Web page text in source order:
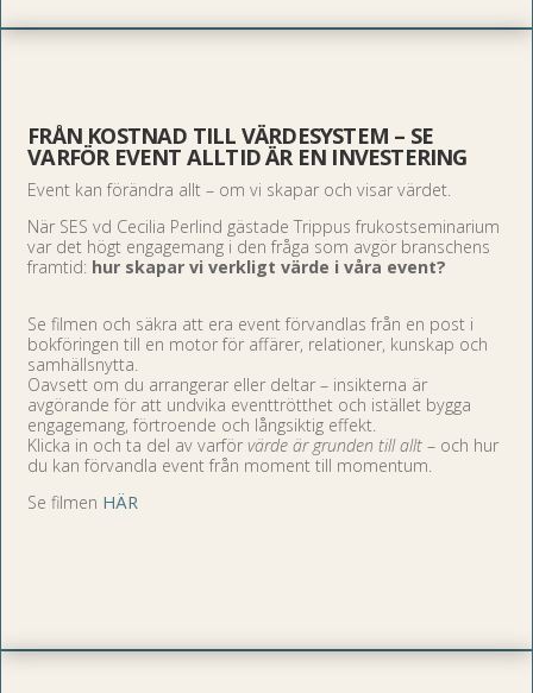
FRÅN KOSTNAD TILL VÄRDESYSTEM – SE
VARFÖR EVENT ALLTID ÄR EN INVESTERING
Event kan förändra allt – om vi skapar och visar värdet.
När SES vd Cecilia Perlind gästade Trippus frukostseminarium
var det högt engagemang i den fråga som avgör branschens
framtid: hur skapar vi verkligt värde i våra event?
Se filmen och säkra att era event förvandlas från en post i
bokföringen till en motor för affärer, relationer, kunskap och
samhällsnytta.
Oavsett om du arrangerar eller deltar – insikterna är
avgörande för att undvika eventtrötthet och istället bygga
engagemang, förtroende och långsiktig effekt.
Klicka in och ta del av varför värde är grunden till allt – och hur
du kan förvandla event från moment till momentum.
Se filmen HÄR